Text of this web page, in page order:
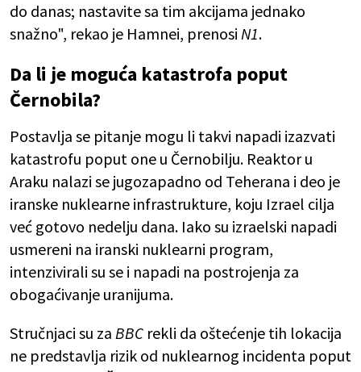
do danas; nastavite sa tim akcijama jednako
snažno", rekao je Hamnei, prenosi N1.
Da li je moguća katastrofa poput
Černobila?
Postavlja se pitanje mogu li takvi napadi izazvati
katastrofu poput one u Černobilju. Reaktor u
Araku nalazi se jugozapadno od Teherana i deo je
iranske nuklearne infrastrukture, koju Izrael cilja
već gotovo nedelju dana. Iako su izraelski napadi
usmereni na iranski nuklearni program,
intenzivirali su se i napadi na postrojenja za
obogaćivanje uranijuma.
Stručnjaci su za BBC rekli da oštećenje tih lokacija
ne predstavlja rizik od nuklearnog incidenta poput